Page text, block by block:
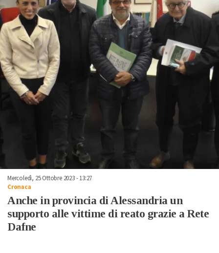
Mercoledì, 25 Ottobre 2023 - 13:27
Cronaca
Anche in provincia di Alessandria un
supporto alle vittime di reato grazie a Rete
Dafne